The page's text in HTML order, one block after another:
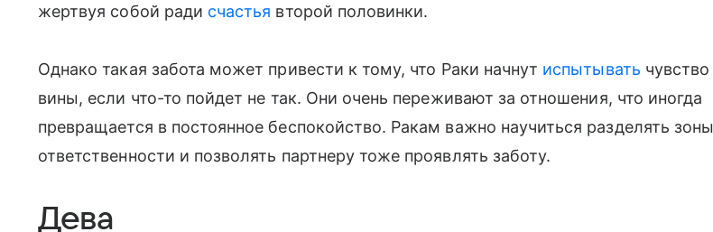
жертвуя собой ради счастья второй половинки.
Однако такая забота может привести к тому, что Раки начнут испытывать чувство
вины, если что-то пойдет не так. Они очень переживают за отношения, что иногда
превращается в постоянное беспокойство. Ракам важно научиться разделять зоны
ответственности и позволять партнеру тоже проявлять заботу.
Дева